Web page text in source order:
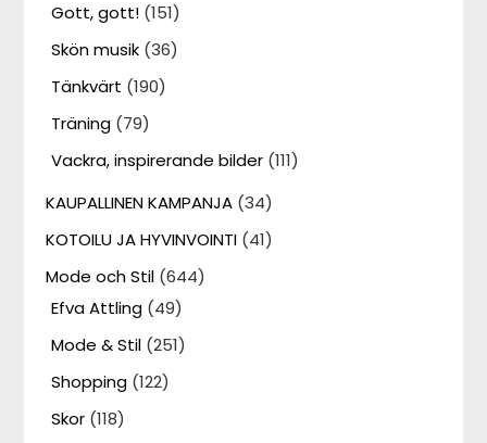
Gott, gott! (151)
Skön musik (36)
Tänkvärt (190)
Träning (79)
Vackra, inspirerande bilder (111)
KAUPALLINEN KAMPANJA (34)
KOTOILU JA HYVINVOINTI (41)
Mode och Stil (644)
Efva Attling (49)
Mode & Stil (251)
Shopping (122)
Skor (118)